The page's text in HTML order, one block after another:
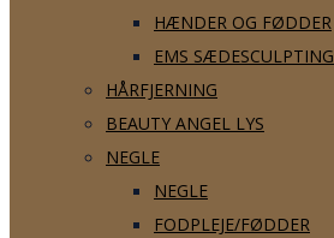
HÆNDER OG FØDDER
EMS SÆDESCULPTING
HÅRFJERNING
BEAUTY ANGEL LYS
NEGLE
NEGLE
FODPLEJE/FØDDER